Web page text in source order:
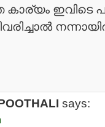
ഇവിടെ
says: